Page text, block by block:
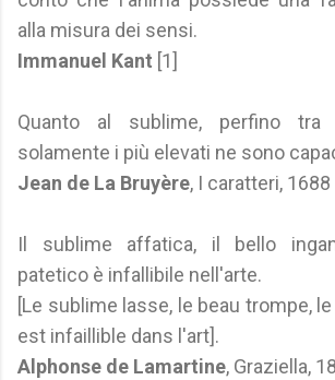
alla misura dei sensi.
Immanuel Kant [1]
Quanto al sublime, perfino
solamente i più elevati ne sono
Jean de La Bruyère, I caratteri, 1688
Il sublime affatica, il bello
patetico è infallibile nell'arte.
[Le sublime lasse, le beau trompe,
est infaillible dans l'art].
Alphonse de Lamartine, Graziella,